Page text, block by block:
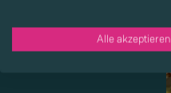
Alle akzeptieren